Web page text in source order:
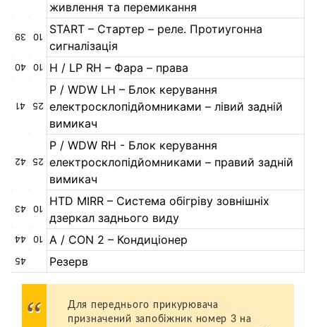
живлення та перемикання
39 10
START – Стартер – реле. Протиугонна
сигналізація
40 10 H / LP RH – Фара – права
41 25
P / WDW LH – Блок керування
електросклопідйомниками – лівий задній
вимикач
42 25
P / WDW RH - Блок керування
електросклопідйомниками – правий задній
вимикач
43 10
HTD MIRR – Система обігріву зовнішніх
дзеркал заднього виду
44 10 A / CON 2 – Кондиціонер
45 Резерв
Для переднього прикурювача
призначений запобіжник номер 3 на